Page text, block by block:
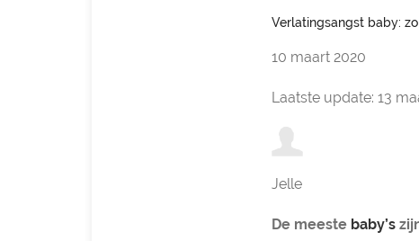
Verlatingsangst baby:
10 maart 2020
Laatste update: 13
Jelle
De meeste baby’s